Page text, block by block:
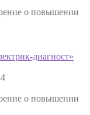
о повышении
диагност»
о повышении